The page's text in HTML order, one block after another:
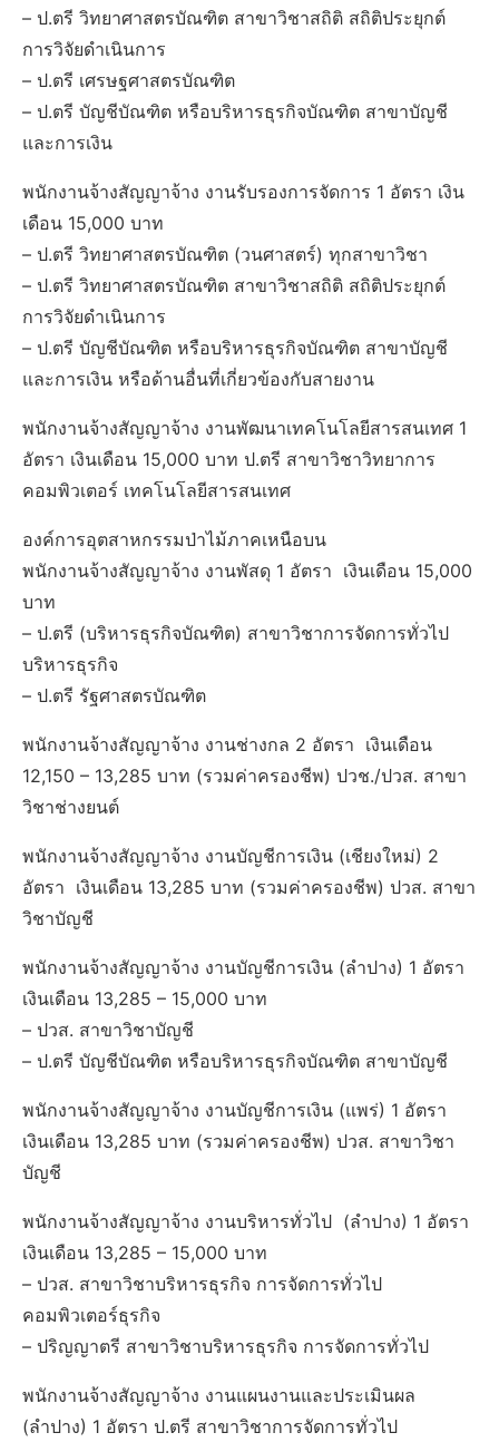
– ป.ตรี วิทยาศาสตรบัณฑิต สาขาวิชาสถิติ สถิติประยุกต์
การวิจัยดำเนินการ
– ป.ตรี เศรษฐศาสตรบัณฑิต
– ป.ตรี บัญชีบัณฑิต หรือบริหารธุรกิจบัณฑิต สาขาบัญชี
และการเงิน
พนักงานจ้างสัญญาจ้าง งานรับรองการจัดการ 1 อัตรา เงิน
เดือน 15,000 บาท
– ป.ตรี วิทยาศาสตรบัณฑิต (วนศาสตร์) ทุกสาขาวิชา
– ป.ตรี วิทยาศาสตรบัณฑิต สาขาวิชาสถิติ สถิติประยุกต์
การวิจัยดำเนินการ
– ป.ตรี บัญชีบัณฑิต หรือบริหารธุรกิจบัณฑิต สาขาบัญชี
และการเงิน หรือด้านอื่นที่เกี่ยวข้องกับสายงาน
พนักงานจ้างสัญญาจ้าง งานพัฒนาเทคโนโลยีสารสนเทศ 1
อัตรา เงินเดือน 15,000 บาท ป.ตรี สาขาวิชาวิทยาการ
คอมพิวเตอร์ เทคโนโลยีสารสนเทศ
องค์การอุตสาหกรรมป่าไม้ภาคเหนือบน
พนักงานจ้างสัญญาจ้าง งานพัสดุ 1 อัตรา เงินเดือน 15,000
บาท
– ป.ตรี (บริหารธุรกิจบัณฑิต) สาขาวิชาการจัดการทั่วไป
บริหารธุรกิจ
– ป.ตรี รัฐศาสตรบัณฑิต
พนักงานจ้างสัญญาจ้าง งานช่างกล 2 อัตรา เงินเดือน
12,150 – 13,285 บาท (รวมค่าครองชีพ) ปวช./ปวส. สาขา
วิชาช่างยนต์
พนักงานจ้างสัญญาจ้าง งานบัญชีการเงิน (เชียงใหม่) 2
อัตรา เงินเดือน 13,285 บาท (รวมค่าครองชีพ) ปวส. สาขา
วิชาบัญชี
พนักงานจ้างสัญญาจ้าง งานบัญชีการเงิน (ลำปาง) 1 อัตรา
เงินเดือน 13,285 – 15,000 บาท
– ปวส. สาขาวิชาบัญชี
– ป.ตรี บัญชีบัณฑิต หรือบริหารธุรกิจบัณฑิต สาขาบัญชี
พนักงานจ้างสัญญาจ้าง งานบัญชีการเงิน (แพร่) 1 อัตรา
เงินเดือน 13,285 บาท (รวมค่าครองชีพ) ปวส. สาขาวิชา
บัญชี
พนักงานจ้างสัญญาจ้าง งานบริหารทั่วไป (ลำปาง) 1 อัตรา
เงินเดือน 13,285 – 15,000 บาท
– ปวส. สาขาวิชาบริหารธุรกิจ การจัดการทั่วไป
คอมพิวเตอร์ธุรกิจ
– ปริญญาตรี สาขาวิชาบริหารธุรกิจ การจัดการทั่วไป
พนักงานจ้างสัญญาจ้าง งานแผนงานและประเมินผล
(ลำปาง) 1 อัตรา ป.ตรี สาขาวิชาการจัดการทั่วไป